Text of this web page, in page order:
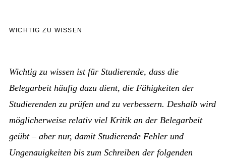
WICHTIG ZU WISSEN
Wichtig zu wissen ist für Studierende, dass die
Belegarbeit häufig dazu dient, die Fähigkeiten der
Studierenden zu prüfen und zu verbessern. Deshalb wird
möglicherweise relativ viel Kritik an der Belegarbeit
geübt – aber nur, damit Studierende Fehler und
Ungenauigkeiten bis zum Schreiben der folgenden